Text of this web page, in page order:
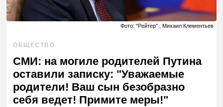
Фото: "Рейтер" , Михаил Клементьев
ОБЩЕСТВО
СМИ: на могиле родителей Путина
оставили записку: "Уважаемые
родители! Ваш сын безобразно
себя ведет! Примите меры!"